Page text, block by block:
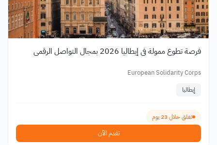
فرصة تطوع ممولة في إيطاليا 2026 بمجال التواصل الرقمي
European Solidarity Corps
إيطاليا
تغلق خلال 23 يوم
تقدم الآن